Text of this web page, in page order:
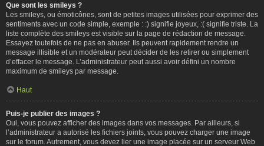
Que sont les smileys ?
Les smileys, ou émoticônes, sont de petites images utilisées pour exprimer des
sentiments avec un code simple, exemple : :) signifie joyeux, :( signifie triste. La
liste complète des smileys est visible sur la page de rédaction de message.
Essayez toutefois de ne pas en abuser. Ils peuvent rapidement rendre un
message illisible et un modérateur peut décider de les retirer ou simplement
d’effacer le message. L’administrateur peut aussi avoir défini un nombre
maximum de smileys par message.
Haut
Puis-je publier des images ?
Oui, vous pouvez afficher des images dans vos messages. Par ailleurs, si
l’administrateur a autorisé les fichiers joints, vous pouvez charger une image
sur le forum. Autrement, vous devez lier une image placée sur un serveur Web